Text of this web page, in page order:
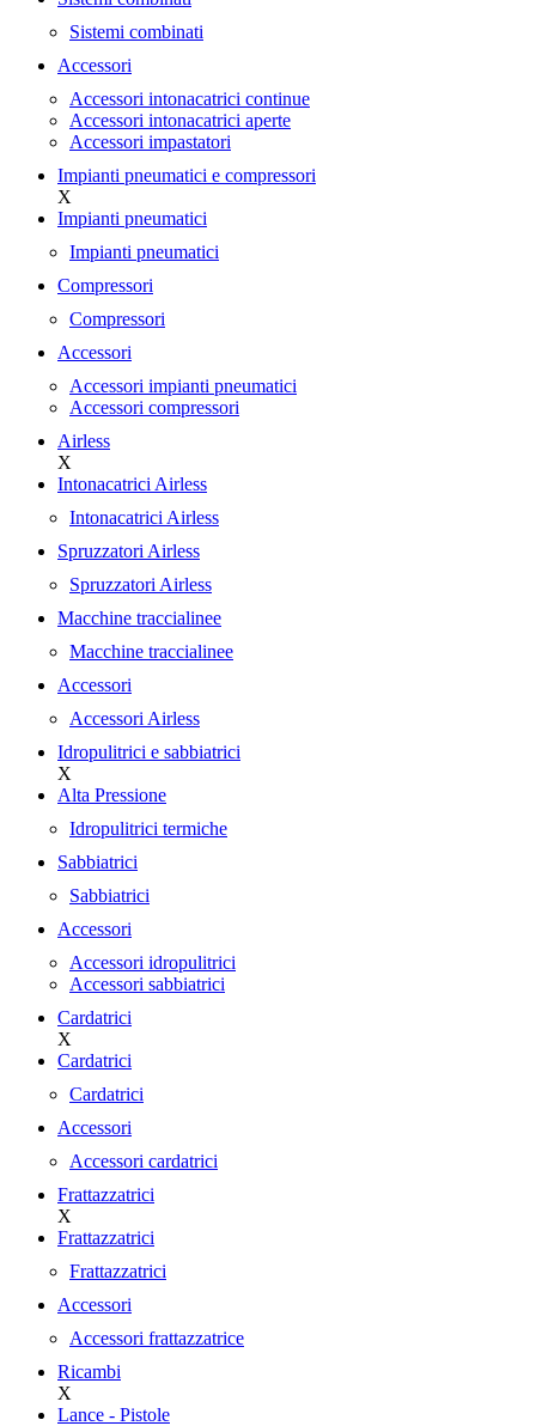
Sistemi combinati
Accessori
Accessori intonacatrici continue
Accessori intonacatrici aperte
Accessori impastatori
Impianti pneumatici e compressori
X
Impianti pneumatici
Impianti pneumatici
Compressori
Compressori
Accessori
Accessori impianti pneumatici
Accessori compressori
Airless
X
Intonacatrici Airless
Intonacatrici Airless
Spruzzatori Airless
Spruzzatori Airless
Macchine traccialinee
Macchine traccialinee
Accessori
Accessori Airless
Idropulitrici e sabbiatrici
X
Alta Pressione
Idropulitrici termiche
Sabbiatrici
Sabbiatrici
Accessori
Accessori idropulitrici
Accessori sabbiatrici
Cardatrici
X
Cardatrici
Cardatrici
Accessori
Accessori cardatrici
Frattazzatrici
X
Frattazzatrici
Frattazzatrici
Accessori
Accessori frattazzatrice
Ricambi
X
Lance - Pistole